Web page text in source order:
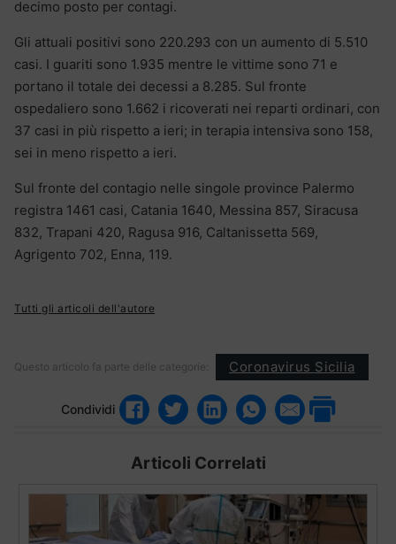
decimo posto per contagi.
Gli attuali positivi sono 220.293 con un aumento di 5.510
casi. I guariti sono 1.935 mentre le vittime sono 71 e
portano il totale dei decessi a 8.285. Sul fronte
ospedaliero sono 1.662 i ricoverati nei reparti ordinari, con
37 casi in più rispetto a ieri; in terapia intensiva sono 158,
sei in meno rispetto a ieri.
Sul fronte del contagio nelle singole province Palermo
registra 1461 casi, Catania 1640, Messina 857, Siracusa
832, Trapani 420, Ragusa 916, Caltanissetta 569,
Agrigento 702, Enna, 119.
Tutti gli articoli dell'autore
Questo articolo fa parte delle categorie: Coronavirus Sicilia
Condividi
Articoli Correlati